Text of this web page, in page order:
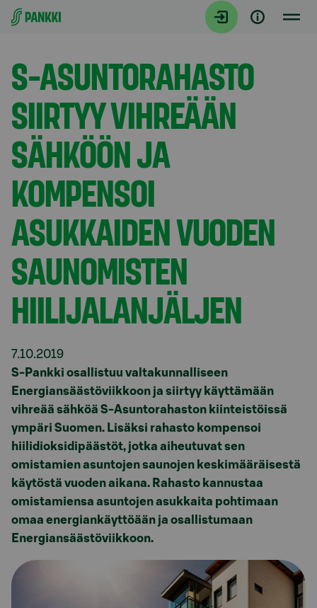
Siirry suoraan sisältöön
Tiedotteet
S-ASUNTORAHASTO
SIIRTYY VIHREÄÄN
SÄHKÖÖN JA
KOMPENSOI
ASUKKAIDEN VUODEN
SAUNOMISTEN
HIILIJALANJÄLJEN
7.10.2019
S-Pankki osallistuu valtakunnalliseen
Energiansäästöviikkoon ja siirtyy käyttämään
vihreää sähköä S-Asuntorahaston kiinteistöissä
ympäri Suomen. Lisäksi rahasto kompensoi
hiilidioksidipäästöt, jotka aiheutuvat sen
omistamien asuntojen saunojen keskimääräisestä
käytöstä vuoden aikana. Rahasto kannustaa
omistamiensa asuntojen asukkaita pohtimaan
omaa energiankäyttöään ja osallistumaan
Energiansäästöviikkoon.